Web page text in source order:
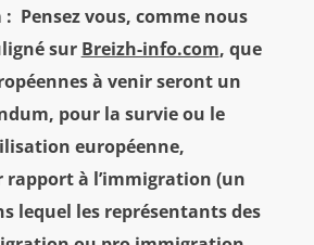
Pensez vous, comme nous
sur Breizh-info.com, que
à venir seront un
pour la survie ou le
européenne,
à l’immigration (un
lequel les représentants des